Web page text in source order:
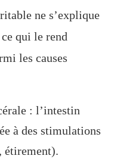
ne s’explique
qui le rend
les causes
: l’intestin
à des stimulations
étirement).